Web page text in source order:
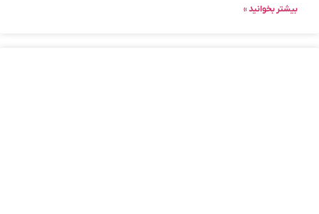
بیشتر بخوانید »